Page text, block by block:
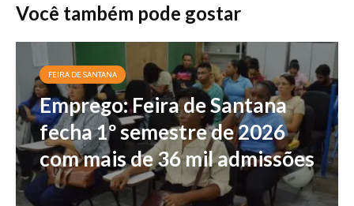
Você também pode gostar
FEIRA DE SANTANA
Emprego: Feira de Santana
fecha 1º semestre de 2026
com mais de 36 mil admissões